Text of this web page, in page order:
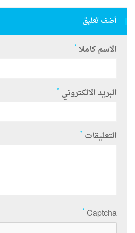
أضف تعليق
الاسم كاملا *
البريد الالكتروني *
التعليقات *
Captcha
*